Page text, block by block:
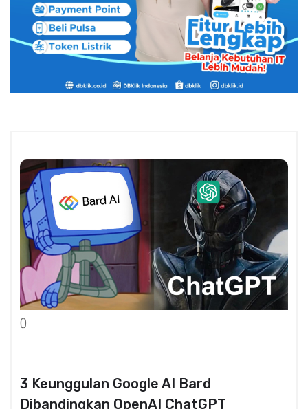
()
3 Keunggulan Google AI Bard
Dibandingkan OpenAI ChatGPT